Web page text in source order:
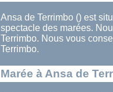
Ansa de Terrimbo () est
spectacle des marées.
Terrimbo. Nous vous
Terrimbo.
Marée à Ansa de